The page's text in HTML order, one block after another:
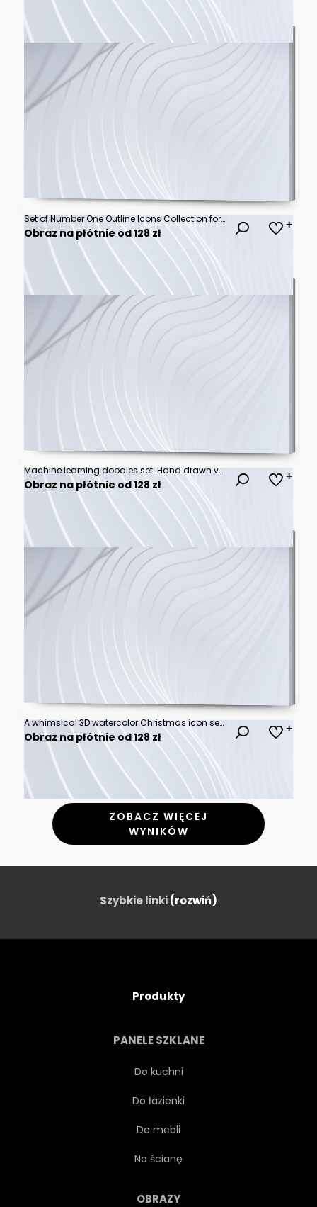
Set of Number One Outline Icons Collection for Ranking Award Winner Badge Countdown Step Infographic and Achievement Vector Symbols
Obraz na płótnie od 128 zł
Machine learning doodles set. Hand drawn vector doodle set on white background
Obraz na płótnie od 128 zł
A whimsical 3D watercolor Christmas icon set of 10 designs, including a candy-filled stocking, a twinkling star, and a snowy tree, with soft pastel hues and charming details.
Obraz na płótnie od 128 zł
ZOBACZ WIĘCEJ
WYNIKÓW
Szybkie linki(rozwiń)
Produkty
PANELE SZKLANE
Do kuchni
Do łazienki
Do mebli
Na ścianę
OBRAZY